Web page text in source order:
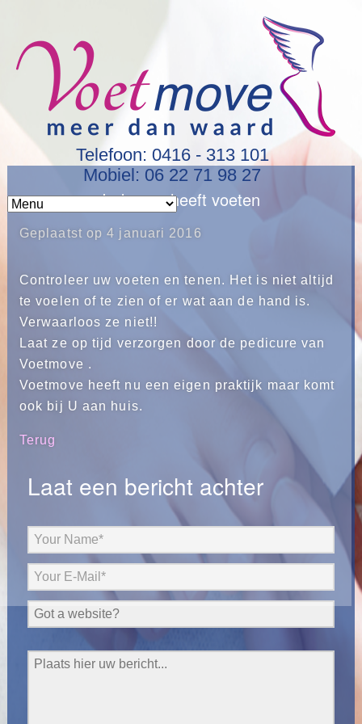
Telefoon: 0416 - 313 101
Mobiel: 06 22 71 98 27
Iedereen heeft voeten
Geplaatst op4 januari 2016
Controleer uw voeten en tenen. Het is niet altijd
te voelen of te zien of er wat aan de hand is.
Verwaarloos ze niet!!
Laat ze op tijd verzorgen door de pedicure van
Voetmove .
Voetmove heeft nu een eigen praktijk maar komt
ook bij U aan huis.
Terug
Laat een bericht achter